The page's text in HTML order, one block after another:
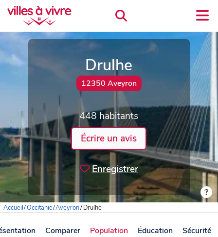
Drulhe
12350 Aveyron
448 habitants
Écrire un avis
Enregistrer
Accueil/Occitanie/Aveyron/Drulhe
Comparer Population Éducation Sécurité